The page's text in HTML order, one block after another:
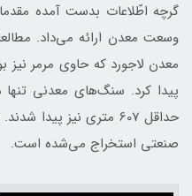
گرچه اطّلاعات بدست آمده
وسعت معدن ارائه می‌داد.
پیدا کرد. سنگ‌های معدنی تنها
حداقل 607 متری نیز
صنعتی استخراج می‌شده است.